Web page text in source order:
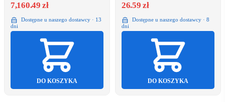
7,160.49 zł
Dostępne u naszego dostawcy · 13
dni
DO KOSZYKA
26.59 zł
Dostępne u naszego dostawcy · 8
dni
DO KOSZYKA